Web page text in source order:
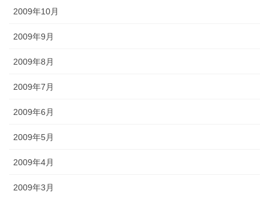
2009年10月
2009年9月
2009年8月
2009年7月
2009年6月
2009年5月
2009年4月
2009年3月